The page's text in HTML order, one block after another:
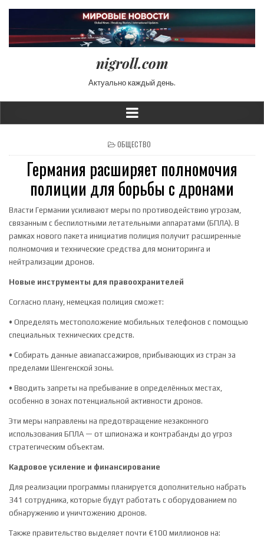
nigroll.com
Актуально каждый день.
POSTED IN
ОБЩЕСТВО
Германия расширяет полномочия
полиции для борьбы с дронами
Власти Германии усиливают меры по противодействию угрозам,
связанным с беспилотными летательными аппаратами (БПЛА). В
рамках нового пакета инициатив полиция получит расширенные
полномочия и технические средства для мониторинга и
нейтрализации дронов.
Новые инструменты для правоохранителей
Согласно плану, немецкая полиция сможет:
• Определять местоположение мобильных телефонов с помощью
специальных технических средств.
• Собирать данные авиапассажиров, прибывающих из стран за
пределами Шенгенской зоны.
• Вводить запреты на пребывание в определённых местах,
особенно в зонах потенциальной активности дронов.
Эти меры направлены на предотвращение незаконного
использования БПЛА — от шпионажа и контрабанды до угроз
стратегическим объектам.
Кадровое усиление и финансирование
Для реализации программы планируется дополнительно набрать
341 сотрудника, которые будут работать с оборудованием по
обнаружению и уничтожению дронов.
Также правительство выделяет почти €100 миллионов на: